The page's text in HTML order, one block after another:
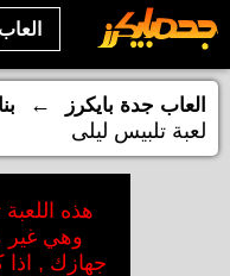
العاب جدة بايكرز ←
لعبة تلبيس ليلى
هذه
وهي غير
جهازك , اذا